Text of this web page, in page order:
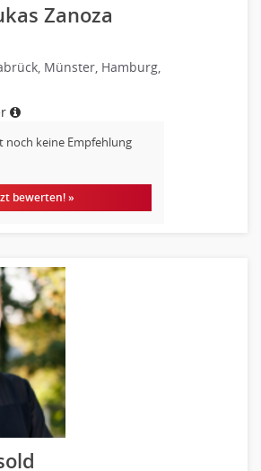
Zanoza
Münster, Hamburg,
noch keine Empfehlung
bewerten! »